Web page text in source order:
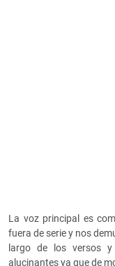
La voz principal es
fuera de serie y nos
largo de los versos
alucinantes ya que de